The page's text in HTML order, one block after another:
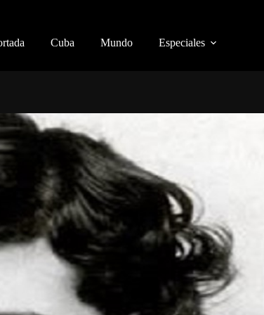
Cuba Mundo Especiales